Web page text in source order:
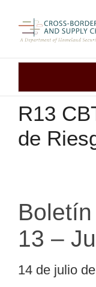
content
R13
de
13 –
14 de julio